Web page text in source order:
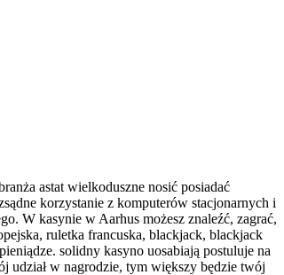
astat wielkoduszne nosić posiadać
korzystanie z komputerów stacjonarnych i
W kasynie w Aarhus możesz znaleźć, zagrać,
ruletka francuska, blackjack, blackjack
solidny kasyno uosabiają postuluje na
udział w nagrodzie, tym większy będzie twój